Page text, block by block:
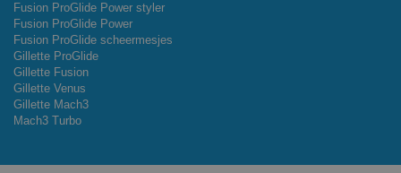
Fusion ProGlide Power styler
Fusion ProGlide Power
Fusion ProGlide scheermesjes
Gillette ProGlide
Gillette Fusion
Gillette Venus
Gillette Mach3
Mach3 Turbo